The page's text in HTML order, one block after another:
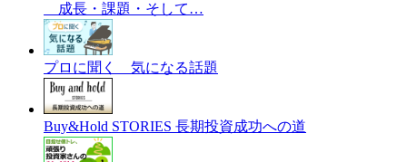
成長・課題・そして…
プロに聞く 気になる話題
Buy&Hold STORIES 長期投資成功への道